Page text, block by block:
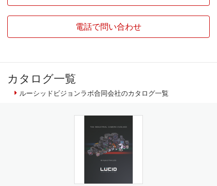
電話で問い合わせ
カタログ一覧
ルーシッドビジョンラボ合同会社のカタログ一覧